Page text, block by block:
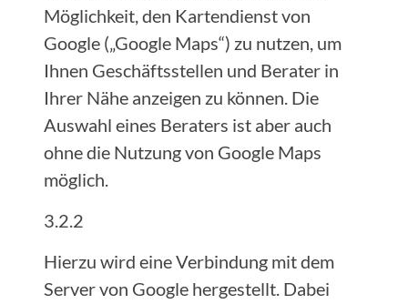
Möglichkeit, den Kartendienst von
Google („Google Maps“) zu nutzen, um
Ihnen Geschäftsstellen und Berater in
Ihrer Nähe anzeigen zu können. Die
Auswahl eines Beraters ist aber auch
ohne die Nutzung von Google Maps
möglich.
3.2.2
Hierzu wird eine Verbindung mit dem
Server von Google hergestellt. Dabei